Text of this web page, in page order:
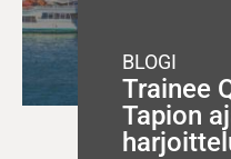
BLOGI
Trainee
Tapion